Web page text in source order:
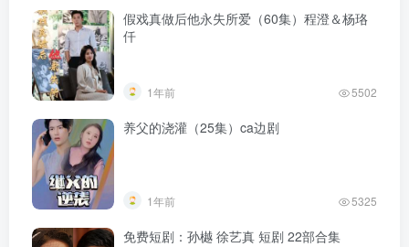
假戏真做后他永失所爱（60集）程澄＆杨珞
仟
1年前 5502
养父的浇灌（25集）ca边剧
1年前 5325
免费短剧：孙樾 徐艺真 短剧 22部合集